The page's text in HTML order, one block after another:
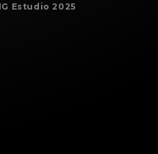
Estudio 2025